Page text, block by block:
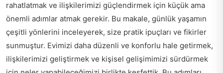
rahatlatmak ve ilişkilerimizi güçlendirmek için küçük ama
önemli adımlar atmak gerekir. Bu makale, günlük yaşamın
çeşitli yönlerini inceleyerek, size pratik ipuçları ve fikirler
sunmuştur. Evimizi daha düzenli ve konforlu hale getirmek,
ilişkilerimizi geliştirmek ve kişisel gelişimimizi sürdürmek